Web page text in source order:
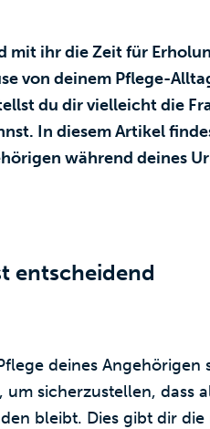
mit ihr die Zeit für
von deinem Pflege-
du dir vielleicht die
In diesem Artikel
während deines
entscheidend
deines
um sicherzustellen, dass
bleibt. Dies gibt dir